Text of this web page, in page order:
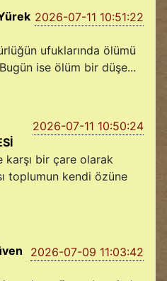
2026-07-11 10:51:22
ufuklarında ölümü
ise ölüm bir düşe...
2026-07-11 10:50:24
karşı bir çare olarak
toplumun kendi özüne
2026-07-09 11:03:42